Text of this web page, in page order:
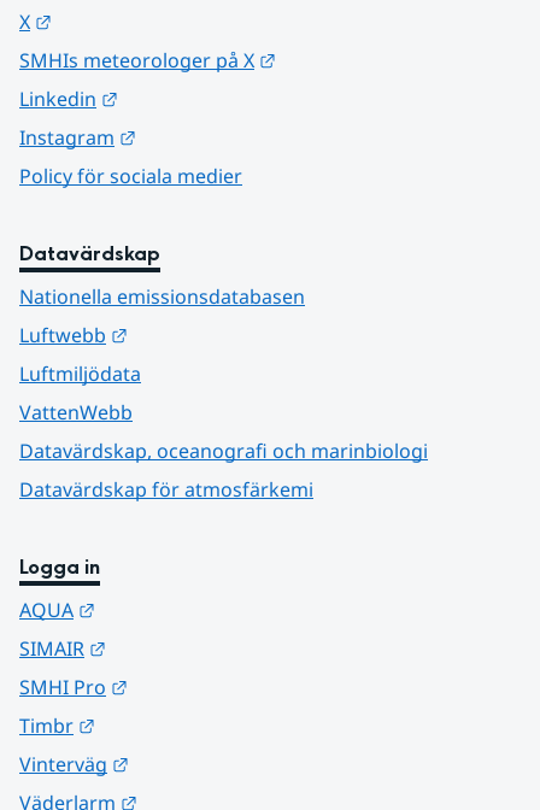
X
SMHIs meteorologer på X
Linkedin
Instagram
Policy för sociala medier
Datavärdskap
Nationella emissionsdatabasen
Luftwebb
Luftmiljödata
VattenWebb
Datavärdskap, oceanografi och marinbiologi
Datavärdskap för atmosfärkemi
Logga in
AQUA
SIMAIR
SMHI Pro
Timbr
Vinterväg
Väderlarm